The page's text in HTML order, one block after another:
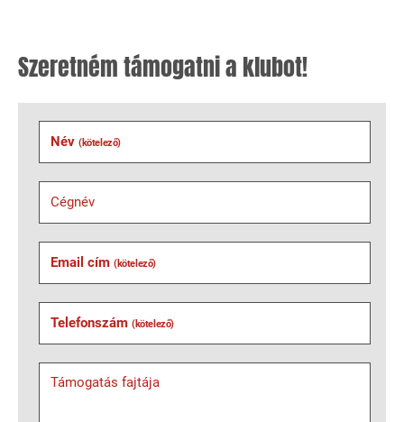
Szeretném támogatni a klubot!
Név (kötelező)
Cégnév
Email cím (kötelező)
Telefonszám (kötelező)
Támogatás fajtája